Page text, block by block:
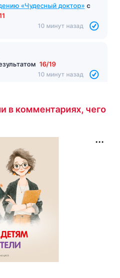
«Чудесный доктор» с
10 минут назад
16/19
10 минут назад
в комментариях, чего